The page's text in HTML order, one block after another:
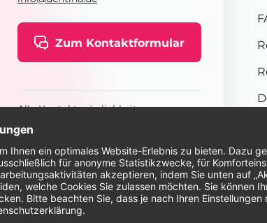
Zum Kontaktformular
Alle Kontaktmöglichkeiten